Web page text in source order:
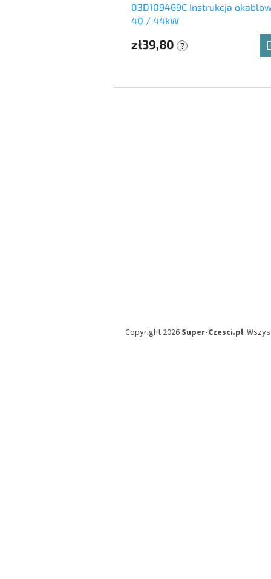
03D109469C Instrukcja
40 / 44kW
zł39,80 ?
Copyright 2026Super-Czesci.pl.